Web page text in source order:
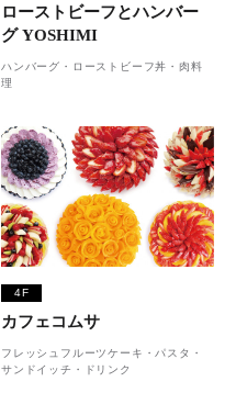
ローストビーフとハンバー
グ YOSHIMI
ハンバーグ・ローストビーフ丼・肉料
理
4F
カフェコムサ
フレッシュフルーツケーキ・パスタ・
サンドイッチ・ドリンク